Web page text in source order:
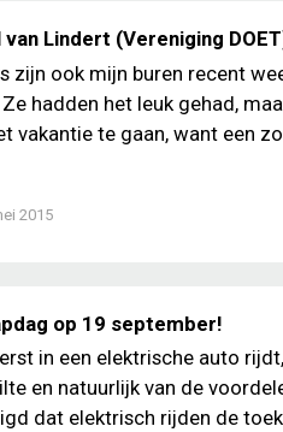
Lindert (Vereniging
zijn ook mijn buren recent
hadden het leuk gehad,
vakantie te gaan, want een
2015
op 19 september!
in een elektrische auto
en natuurlijk van de
dat elektrisch rijden de